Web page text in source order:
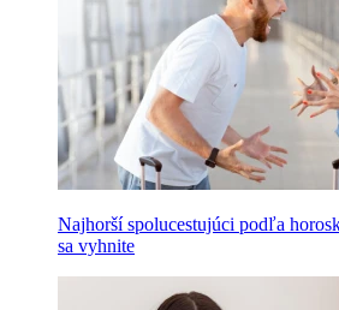
Najhorší spolucestujúci podľa
sa vyhnite